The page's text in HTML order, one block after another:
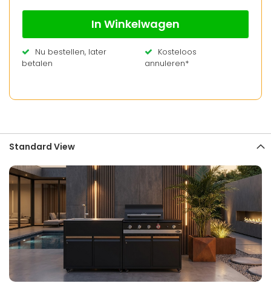
In Winkelwagen
Nu bestellen, later
betalen
Kosteloos
annuleren*
Standard View